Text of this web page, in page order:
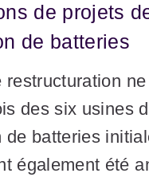
de projets
de batteries
restructuration ne
des six usines
de batteries
également été